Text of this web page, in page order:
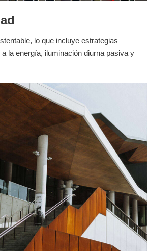
lo que incluye estrategias
la energía, iluminación diurna pasiva y